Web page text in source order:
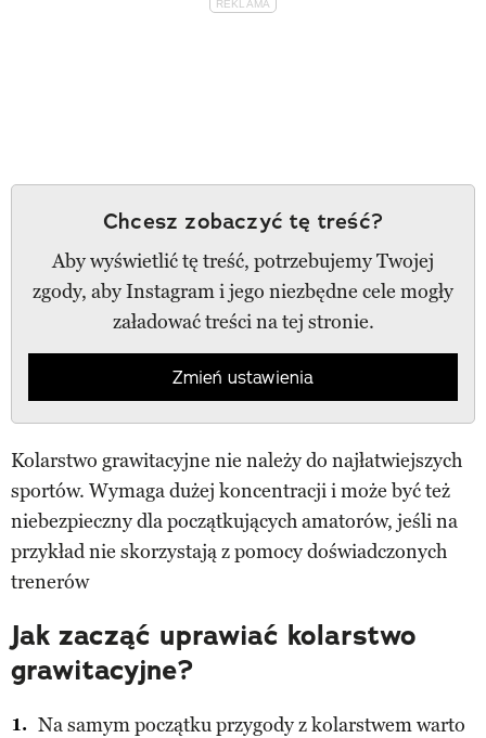
Chcesz zobaczyć tę treść?
Aby wyświetlić tę treść, potrzebujemy Twojej
zgody, aby Instagram i jego niezbędne cele mogły
załadować treści na tej stronie.
Zmień ustawienia
Kolarstwo grawitacyjne nie należy do najłatwiejszych
sportów. Wymaga dużej koncentracji i może być też
niebezpieczny dla początkujących amatorów, jeśli na
przykład nie skorzystają z pomocy doświadczonych
trenerów
Jak zacząć uprawiać kolarstwo
grawitacyjne?
Na samym początku przygody z kolarstwem warto